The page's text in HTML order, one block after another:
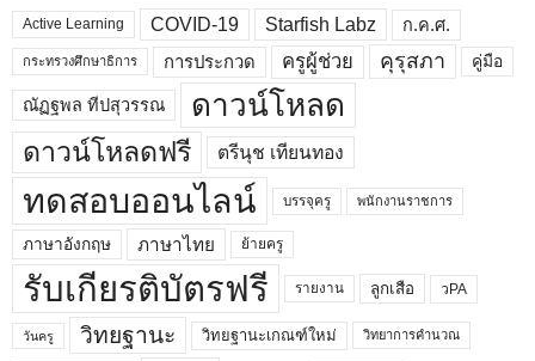
Active Learning COVID-19 Starfish Labz ก.ค.ศ.
กระทรวงศึกษาธิการ การประกวด ครูผู้ช่วย คุรุสภา คู่มือ
ณัฏฐพล ทีปสุวรรณ ดาวน์โหลด
ดาวน์โหลดฟรี ตรีนุช เทียนทอง
ทดสอบออนไลน์ บรรจุครู พนักงานราชการ
ภาษาอังกฤษ ภาษาไทย ย้ายครู
รับเกียรติบัตรฟรี รายงาน ลูกเสือ วPA
วันครู วิทยฐานะ วิทยฐานะเกณฑ์ใหม่ วิทยาการคำนวณ